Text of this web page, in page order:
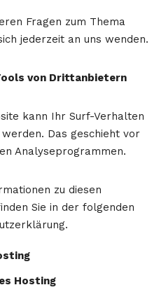
Fragen zum Thema
jederzeit an uns wenden.
von Dritt­anbietern
kann Ihr Surf-Verhalten
Das geschieht vor
Analyseprogrammen.
zu diesen
Sie in der folgenden
Hosting